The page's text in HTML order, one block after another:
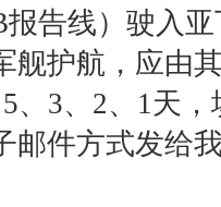
告线）驶入
舰护航，应由
、3、2、1天
邮件方式发给